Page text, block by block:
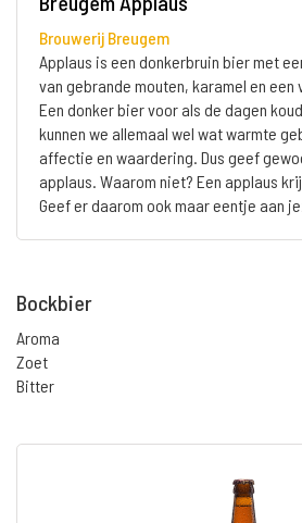
Brouwerij Breugem
Applaus is een donkerbruin bier met
van gebrande mouten, karamel en
Een donker bier voor als de dagen
kunnen we allemaal wel wat warmte
affectie en waardering. Dus geef
applaus. Waarom niet? Een applaus
Geef er daarom ook maar eentje aan
Bockbier
Aroma
Zoet
Bitter